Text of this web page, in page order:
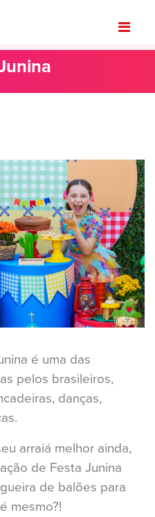
é uma das
pelos brasileiros,
danças,
arraiá melhor ainda,
de Festa Junina
de balões para
mesmo?!